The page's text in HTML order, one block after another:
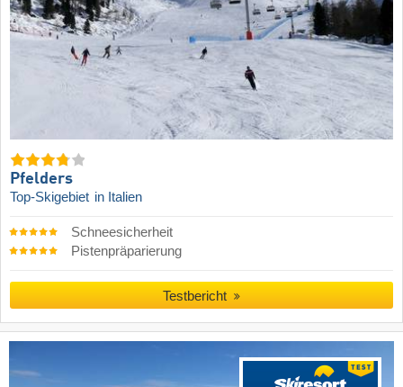
Pfelders
Top-Skigebiet in Italien
Schneesicherheit
Pistenpräparierung
Testbericht